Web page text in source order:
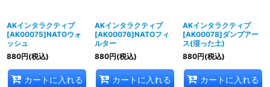
AKインタラクティブ
[AK00075]NATOウォ
ッシュ
880円(税込)
カートに入れる
AKインタラクティブ
[AK00076]NATOフィ
ルター
880円(税込)
カートに入れる
AKインタラクティブ
[AK00078]ダンプアー
ス(湿った土)
880円(税込)
カートに入れる